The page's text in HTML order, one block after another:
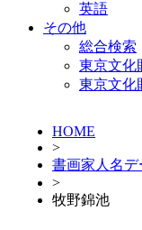
英語
その他
総合検索
東京文化
東京文化
HOME
>
書画家人名
>
牧野錦池